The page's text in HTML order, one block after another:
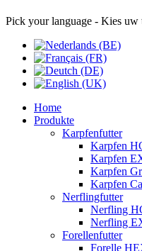
Pick your language - Kies uw
Home
Produkte
Karpfenfutter
Karpfen
Karpfen
Karpfen
Karpfen
Nerflingfutter
Nerfling
Nerfling
Forellenfutter
Forelle